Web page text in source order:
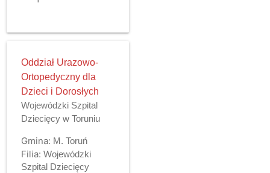
Oddział Urazowo-
Ortopedyczny dla
Dzieci i Dorosłych
Wojewódzki Szpital
Dziecięcy w Toruniu
Gmina: M. Toruń
Filia: Wojewódzki
Szpital Dziecięcy